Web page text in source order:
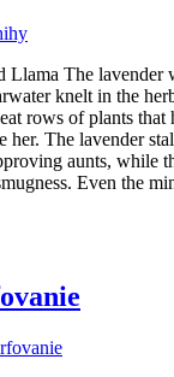
Llama The lavender
knelt in the
rows of plants that
her. The lavender
aunts, while
Even the